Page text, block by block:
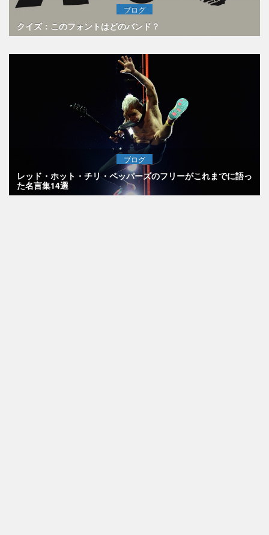
ブログ
クイズ：このフォントはどのバンド？
ブログ
レッド・ホット・チリ・ペッパーズのフリーがこれまでに語っ
た名言集14選